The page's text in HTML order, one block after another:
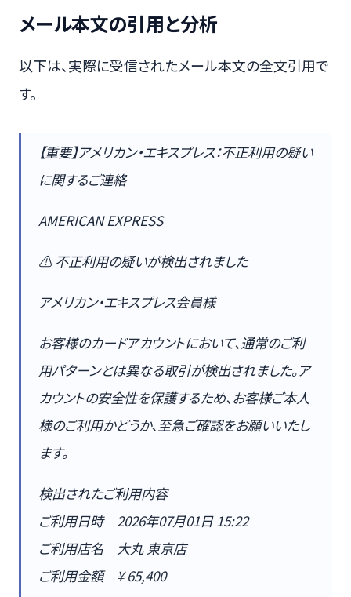
メール本文の引用と分析
以下は、実際に受信されたメール本文の全文引用で
す。
【重要】アメリカン・エキスプレス：不正利用の疑い
に関するご連絡
AMERICAN EXPRESS
⚠ 不正利用の疑いが検出されました
アメリカン・エキスプレス会員様
お客様のカードアカウントにおいて、通常のご利
用パターンとは異なる取引が検出されました。ア
カウントの安全性を保護するため、お客様ご本人
様のご利用かどうか、至急ご確認をお願いいたし
ます。
検出されたご利用内容
ご利用日時 2026年07月01日 15:22
ご利用店名 大丸 東京店
ご利用金額 ¥ 65,400